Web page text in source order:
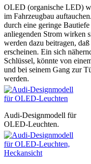
OLED (organische LED)
im Fahrzeugbau
durch eine geringe
anliegenden Strom wirken
werden dazu beitragen,
erscheinen. Ein sich
Schlüssel, könnte von
und bei seinem Gang zur
werden.
Audi-Designmodell für
OLED-Leuchten.